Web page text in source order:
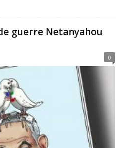
guerre Netanyahou
0